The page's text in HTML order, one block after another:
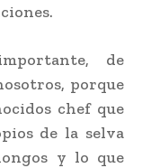
de
porque
chef que
de la selva
y lo que